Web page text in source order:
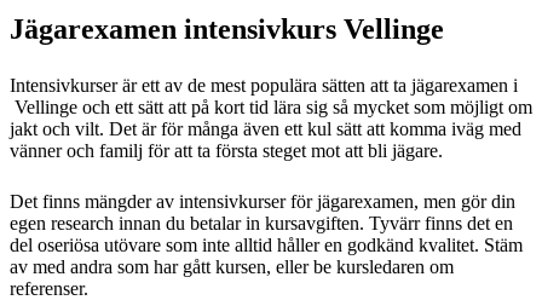
Jägarexamen intensivkurs Vellinge
Intensivkurser är ett av de mest populära sätten att ta jägarexamen i
Vellinge och ett sätt att på kort tid lära sig så mycket som möjligt om
jakt och vilt. Det är för många även ett kul sätt att komma iväg med
vänner och familj för att ta första steget mot att bli jägare.
Det finns mängder av intensivkurser för jägarexamen, men gör din
egen research innan du betalar in kursavgiften. Tyvärr finns det en
del oseriösa utövare som inte alltid håller en godkänd kvalitet. Stäm
av med andra som har gått kursen, eller be kursledaren om
referenser.